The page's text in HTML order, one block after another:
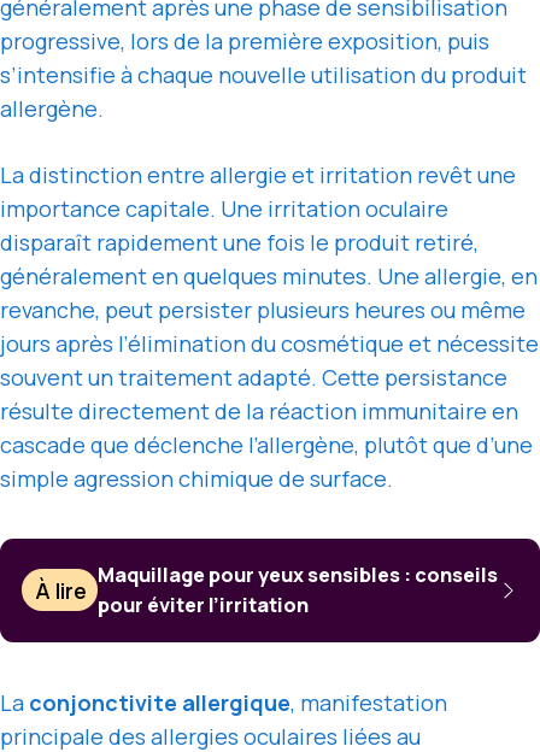
généralement après une phase de sensibilisation
progressive, lors de la première exposition, puis
s’intensifie à chaque nouvelle utilisation du produit
allergène.
La distinction entre allergie et irritation revêt une
importance capitale. Une irritation oculaire
disparaît rapidement une fois le produit retiré,
généralement en quelques minutes. Une allergie, en
revanche, peut persister plusieurs heures ou même
jours après l’élimination du cosmétique et nécessite
souvent un traitement adapté. Cette persistance
résulte directement de la réaction immunitaire en
cascade que déclenche l’allergène, plutôt que d’une
simple agression chimique de surface.
À lire
Maquillage pour yeux sensibles : conseils
pour éviter l’irritation
La conjonctivite allergique, manifestation
principale des allergies oculaires liées au